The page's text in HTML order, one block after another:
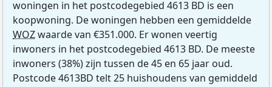
woningen in het postcodegebied 4613 BD is een
koopwoning. De woningen hebben een gemiddelde
WOZwaarde van €351.000. Er wonen veertig
inwoners in het postcodegebied 4613 BD. De meeste
inwoners (38%) zijn tussen de 45 en 65 jaar oud.
Postcode 4613BD telt 25 huishoudens van gemiddeld